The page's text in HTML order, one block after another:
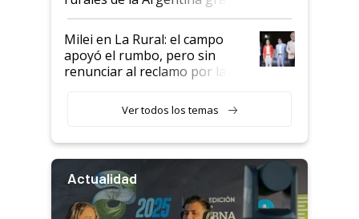
a un acuerdo con Starlink
Milei en La Rural: el campo
apoyó el rumbo, pero sin
renunciar al reclamo por las
Ver todos los temas
Actualidad